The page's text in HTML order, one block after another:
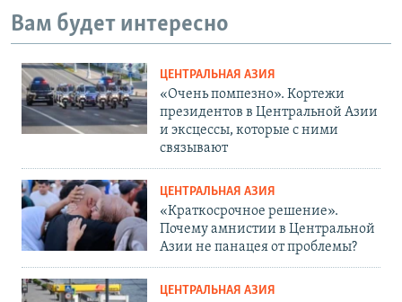
Вам будет интересно
ЦЕНТРАЛЬНАЯ АЗИЯ
«Очень помпезно». Кортежи
президентов в Центральной Азии
и эксцессы, которые с ними
связывают
ЦЕНТРАЛЬНАЯ АЗИЯ
«Краткосрочное решение».
Почему амнистии в Центральной
Азии не панацея от проблемы?
ЦЕНТРАЛЬНАЯ АЗИЯ